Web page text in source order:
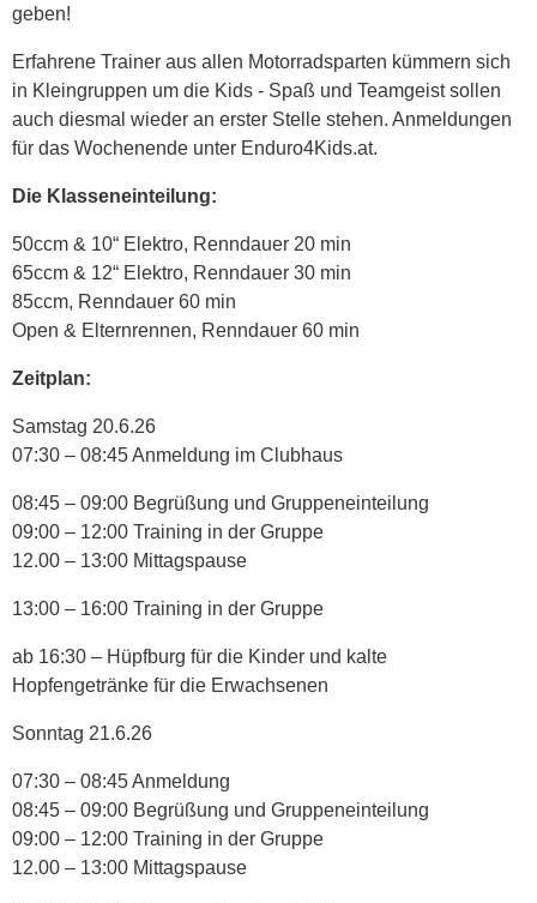
geben!
Erfahrene Trainer aus allen Motorradsparten kümmern sich
in Kleingruppen um die Kids - Spaß und Teamgeist sollen
auch diesmal wieder an erster Stelle stehen. Anmeldungen
für das Wochenende unter Enduro4Kids.at.
Die Klasseneinteilung:
50ccm & 10“ Elektro, Renndauer 20 min
65ccm & 12“ Elektro, Renndauer 30 min
85ccm, Renndauer 60 min
Open & Elternrennen, Renndauer 60 min
Zeitplan:
Samstag 20.6.26
07:30 – 08:45 Anmeldung im Clubhaus
08:45 – 09:00 Begrüßung und Gruppeneinteilung
09:00 – 12:00 Training in der Gruppe
12.00 – 13:00 Mittagspause
13:00 – 16:00 Training in der Gruppe
ab 16:30 – Hüpfburg für die Kinder und kalte
Hopfengetränke für die Erwachsenen
Sonntag 21.6.26
07:30 – 08:45 Anmeldung
08:45 – 09:00 Begrüßung und Gruppeneinteilung
09:00 – 12:00 Training in der Gruppe
12.00 – 13:00 Mittagspause